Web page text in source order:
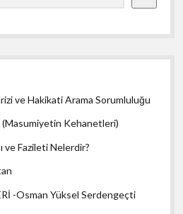
ve Hakikati Arama Sorumluluğu
Kehanetleri)
ve Fazileti Nelerdir?
-Osman Yüksel Serdengeçti